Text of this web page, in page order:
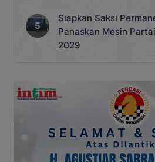
Siapkan Saksi
Panaskan Mesin
2029